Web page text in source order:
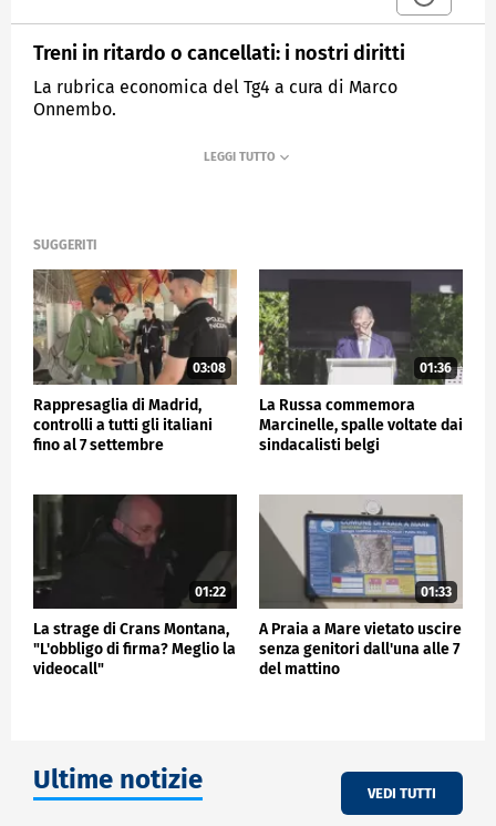
Treni in ritardo o cancellati: i nostri diritti
La rubrica economica del Tg4 a cura di Marco
Onnembo.
SUGGERITI
03:08
Rappresaglia di Madrid,
controlli a tutti gli italiani
fino al 7 settembre
01:36
La Russa commemora
Marcinelle, spalle voltate dai
sindacalisti belgi
01:22
La strage di Crans Montana,
"L'obbligo di firma? Meglio la
videocall"
01:33
A Praia a Mare vietato uscire
senza genitori dall'una alle 7
del mattino
Ultime notizie VEDI TUTTI